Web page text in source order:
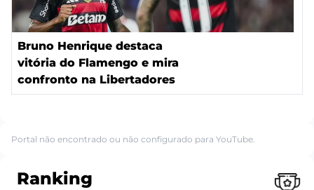
Bruno Henrique destaca
vitória do Flamengo e mira
confronto na Libertadores
Portal não encontrado ou não configurado para YouTube.
Ranking